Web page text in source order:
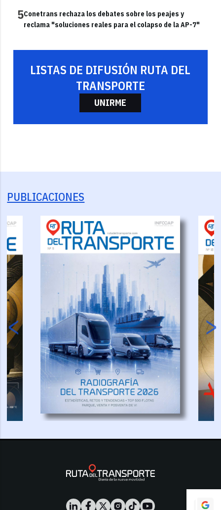
5Conetrans rechaza los debates sobre los peajes y
reclama "soluciones reales para el colapso de la AP-7"
LISTAS DE DIFUSIÓN RUTA DEL
TRANSPORTE
UNIRME
PUBLICACIONES